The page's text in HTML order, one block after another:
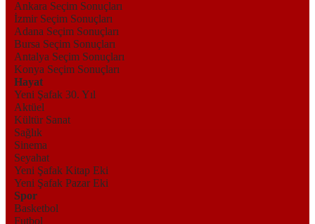
Ankara Seçim Sonuçları
İzmir Seçim Sonuçları
Adana Seçim Sonuçları
Bursa Seçim Sonuçları
Antalya Seçim Sonuçları
Konya Seçim Sonuçları
Hayat
Yeni Şafak 30. Yıl
Aktüel
Kültür Sanat
Sağlık
Sinema
Seyahat
Yeni Şafak Kitap Eki
Yeni Şafak Pazar Eki
Spor
Basketbol
Futbol